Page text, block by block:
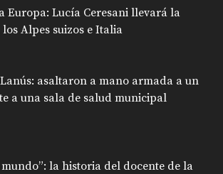
Europa: Lucía Ceresani llevará la
Alpes suizos e Italia
asaltaron a mano armada a un
a una sala de salud municipal
la historia del docente de la